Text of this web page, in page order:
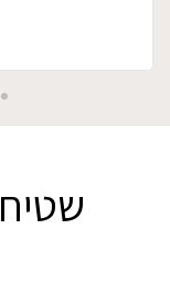
שטיח BARCELONA